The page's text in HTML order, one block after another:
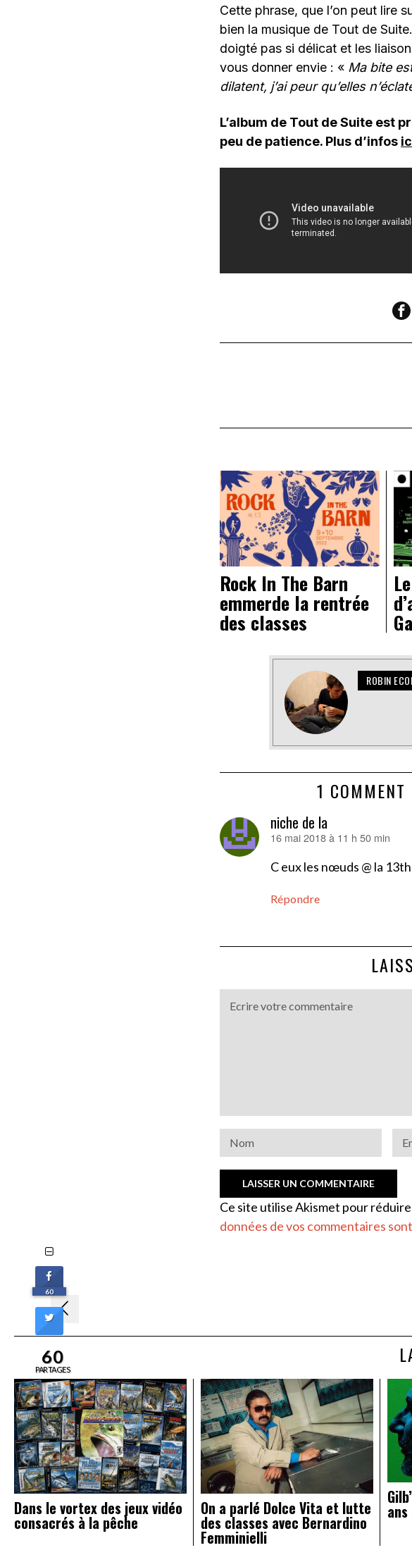
Cette phrase, que l’on peut lire
bien la musique de Tout de
doigté pas si délicat et les
vous donner envie : « Ma bite
dilatent, j’ai peur qu’elles
L’album de Tout de Suite est
peu de patience. Plus d’infos
Rock In The Barn
emmerde la rentrée
des classes
ROBIN
1 COMMENT
niche de la
dit :
16 mai 2018 à 11 h 50 min
C eux les nœuds @ la
Répondre
Ce site utilise Akismet pour
données de vos commentaires
Navigation
de
l’article
Dans le vortex des jeux vidéo
consacrés à la pêche
On a parlé Dolce Vita et lutte
des classes avec Bernardino
Femminielli
60
60
PARTAGES